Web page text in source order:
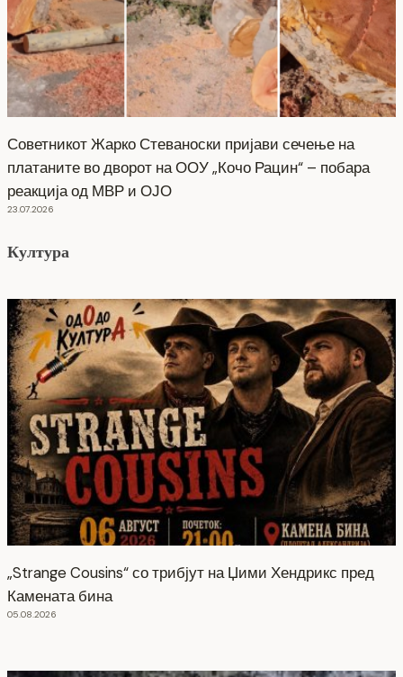
Советникот Жарко Стеваноски пријави сечење на
платаните во дворот на ООУ „Кочо Рацин“ – побара
реакција од МВР и ОЈО
23.07.2026
Култура
„Strange Cousins“ со трибјут на Џими Хендрикс пред
Камената бина
05.08.2026